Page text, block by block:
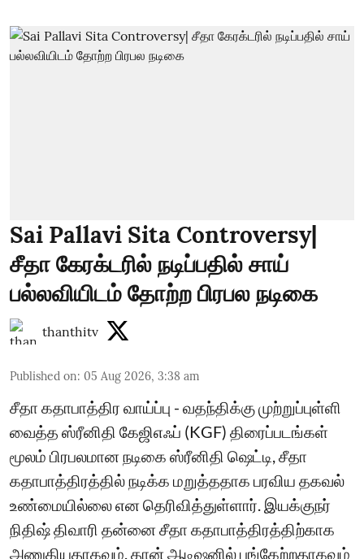
Sai Pallavi Sita Controversy|
சீதா கேரக்டரில் நடிப்பதில் சாய்
பல்லவியிடம் தோற்ற பிரபல நடிகை
thanthitv
Published on: 05 Aug 2026, 3:38 am
சீதா கதாபாத்திர வாய்ப்பு - வதந்திக்கு முற்றுப்புள்ளி
வைத்த ஸ்ரீனிதி கேஜிஎஃப் (KGF) திரைப்படங்கள்
மூலம் பிரபலமான நடிகை ஸ்ரீனிதி ஷெட்டி, சீதா
கதாபாத்திரத்தில் நடிக்க மறுத்ததாக பரவிய தகவல்
உண்மையில்லை என தெரிவித்துள்ளார். இயக்குநர்
நிதிஷ் திவாரி தன்னை சீதா கதாபாத்திரத்திற்காக
அணுகியதாகவும், தான் ஆடிஷனில் பங்கேற்றதாகவும்